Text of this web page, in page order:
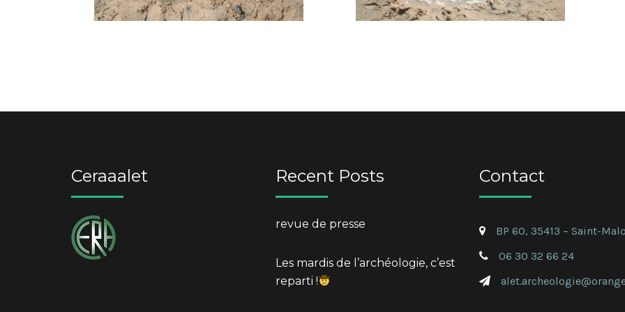
Ceraaalet Recent Posts
revue de presse
Les mardis de l’archéologie, c’est
reparti !
Contact
BP 60, 35413 – Saint-Malo
06 30 32 66 24